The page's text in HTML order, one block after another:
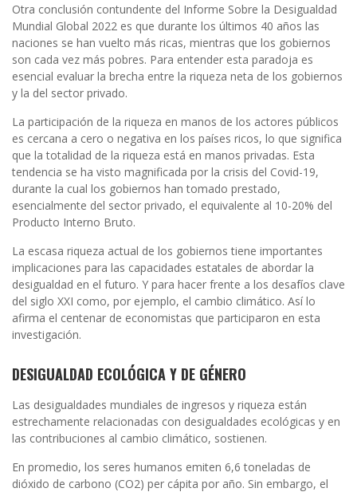
Otra conclusión contundente del Informe Sobre la Desigualdad
Mundial Global 2022 es que durante los últimos 40 años las
naciones se han vuelto más ricas, mientras que los gobiernos
son cada vez más pobres. Para entender esta paradoja es
esencial evaluar la brecha entre la riqueza neta de los gobiernos
y la del sector privado.
La participación de la riqueza en manos de los actores públicos
es cercana a cero o negativa en los países ricos, lo que significa
que la totalidad de la riqueza está en manos privadas. Esta
tendencia se ha visto magnificada por la crisis del Covid-19,
durante la cual los gobiernos han tomado prestado,
esencialmente del sector privado, el equivalente al 10-20% del
Producto Interno Bruto.
La escasa riqueza actual de los gobiernos tiene importantes
implicaciones para las capacidades estatales de abordar la
desigualdad en el futuro. Y para hacer frente a los desafíos clave
del siglo XXI como, por ejemplo, el cambio climático. Así lo
afirma el centenar de economistas que participaron en esta
investigación.
DESIGUALDAD ECOLÓGICA Y DE GÉNERO
Las desigualdades mundiales de ingresos y riqueza están
estrechamente relacionadas con desigualdades ecológicas y en
las contribuciones al cambio climático, sostienen.
En promedio, los seres humanos emiten 6,6 toneladas de
dióxido de carbono (CO2) per cápita por año. Sin embargo, el